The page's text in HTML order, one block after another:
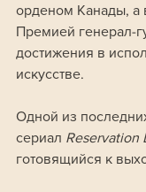
орденом Канады, а
Премией генерал-
достижения в
искусстве.
Одной из
сериал Reservation
готовящийся к